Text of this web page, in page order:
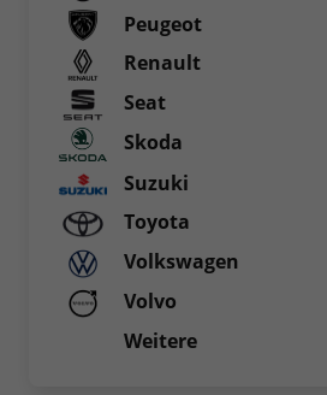
Peugeot
Renault
Seat
Skoda
Suzuki
Toyota
Volkswagen
Volvo
Weitere